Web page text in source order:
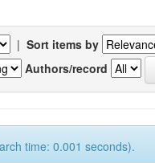
| Sort items by
Authors/record
time: 0.001 seconds).